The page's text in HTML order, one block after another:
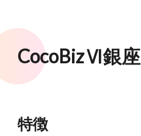
CocoBizⅥ銀座
特徴